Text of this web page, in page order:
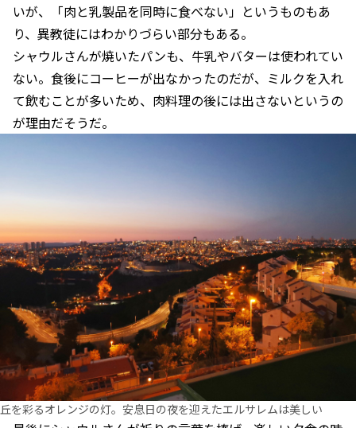
いが、「肉と乳製品を同時に食べない」というものもあ
り、異教徒にはわかりづらい部分もある。
シャウルさんが焼いたパンも、牛乳やバターは使われてい
ない。食後にコーヒーが出なかったのだが、ミルクを入れ
て飲むことが多いため、肉料理の後には出さないというの
が理由だそうだ。
丘を彩るオレンジの灯。安息日の夜を迎えたエルサレムは美しい